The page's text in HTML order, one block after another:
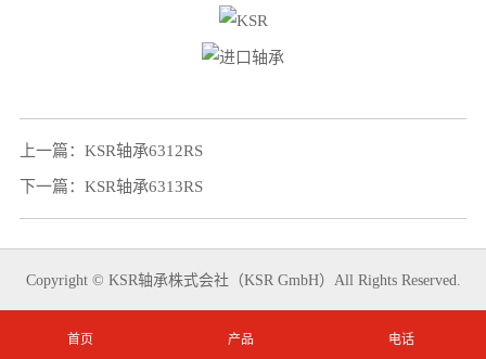
上一篇： KSR轴承6312RS
下一篇： KSR轴承6313RS
Copyright © KSR轴承株式会社（KSR GmbH）All Rights Reserved.
首页 产品 电话